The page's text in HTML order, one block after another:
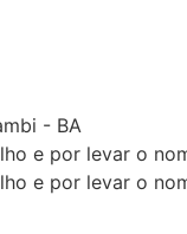
- BA
e por levar o
e por levar o